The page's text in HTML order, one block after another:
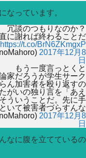
なっています。
冗談のつもりなのか？
に謝れば終わることだ
https://t.co/BrN6ZKmgxP
2017年12月8
日
もう一度言っとくと
家だろうが学生サーク
ん加害者を殴り返すの
がいの独り言を「あえ
ういうことだ。先に手
いて被害者づらすんな
2017年12月8
日
なに腹を立てているの